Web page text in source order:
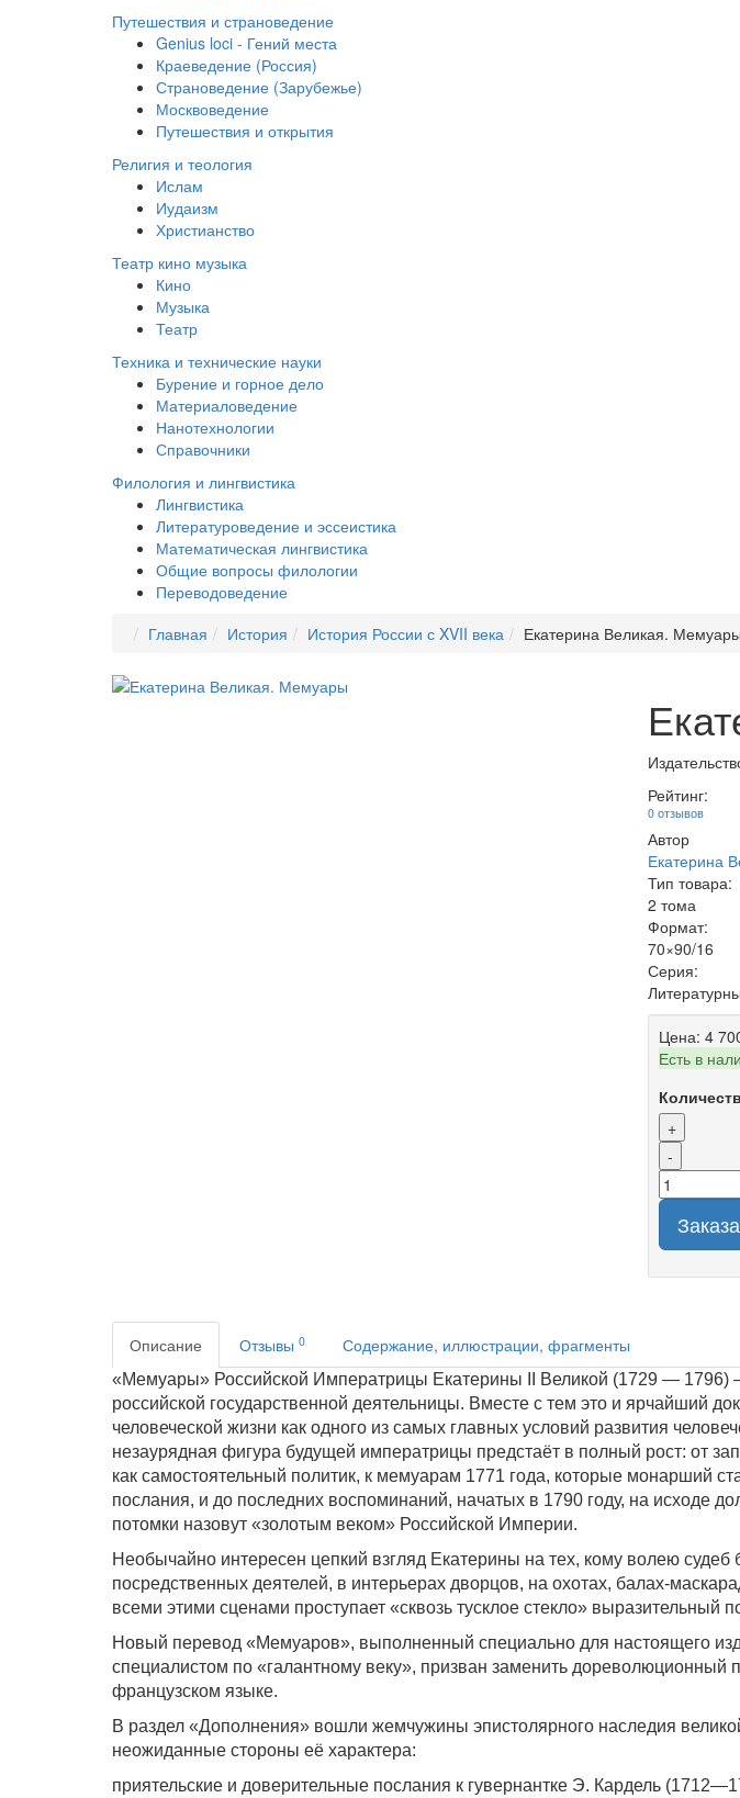
Путешествия и страноведение
Genius loci - Гений места
Краеведение (Россия)
Страноведение (Зарубежье)
Москвоведение
Путешествия и открытия
Религия и теология
Ислам
Иудаизм
Христианство
Театр кино музыка
Кино
Музыка
Театр
Техника и технические науки
Бурение и горное дело
Материаловедение
Нанотехнологии
Справочники
Филология и лингвистика
Лингвистика
Литературоведение и эссеистика
Математическая лингвистика
Общие вопросы филологии
Переводоведение
Главная История История России с XVII века Екатерина Великая. Мемуары
Рейтинг:
0 отзывов
Автор
Екатерина
Тип товара:
2 тома
Формат:
70×90/16
Серия:
Цена: 4
Есть в
+
-
Описание Отзывы 0 Содержание, иллюстрации, фрагменты
«Мемуары» Российской Императрицы Екатерины II Великой (1729 —
российской государственной деятельницы. Вместе с тем это и ярчайший
человеческой жизни как одного из самых главных условий развития
незаурядная фигура будущей императрицы предстаёт в полный рост: от
как самостоятельный политик, к мемуарам 1771 года, которые монарший
послания, и до последних воспоминаний, начатых в 1790 году, на исходе
потомки назовут «золотым веком» Российской Империи.
Необычайно интересен цепкий взгляд Екатерины на тех, кому волею судеб
посредственных деятелей, в интерьерах дворцов, на охотах, балах-
всеми этими сценами проступает «сквозь тусклое стекло» выразительный
Новый перевод «Мемуаров», выполненный специально для настоящего
специалистом по «галантному веку», призван заменить
французском языке.
В раздел «Дополнения» вошли жемчужины эпистолярного наследия
неожиданные стороны её характера:
приятельские и доверительные послания к гувернантке Э. Кардель